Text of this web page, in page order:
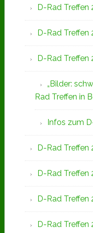
D-Rad Treffen
D-Rad Treffen
D-Rad Treffen
„Bilder:
Rad Treffen in
Infos zum
D-Rad Treffen
D-Rad Treffen
D-Rad Treffen
D-Rad Treffen